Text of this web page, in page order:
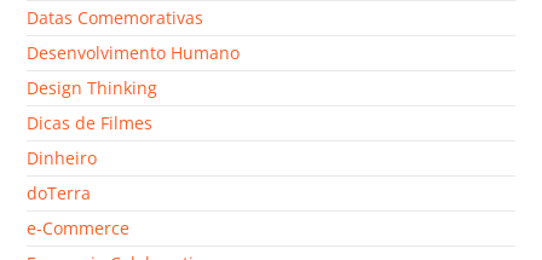
Datas Comemorativas
Desenvolvimento Humano
Design Thinking
Dicas de Filmes
Dinheiro
doTerra
e-Commerce